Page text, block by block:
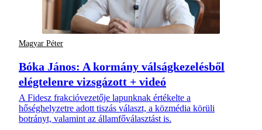
Magyar Péter
Bóka János: A kormány válságkezelésből
elégtelenre vizsgázott + videó
A Fidesz frakcióvezetője lapunknak értékelte a
hőséghelyzetre adott tiszás választ, a közmédia körüli
botrányt, valamint az államfőválasztást is.